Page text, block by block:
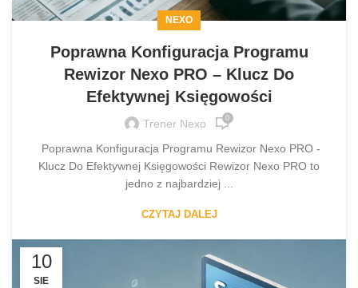
NEXO
Poprawna Konfiguracja Programu
Rewizor Nexo PRO – Klucz Do
Efektywnej Księgowości
Trener Nexo 0
Poprawna Konfiguracja Programu Rewizor Nexo PRO -
Klucz Do Efektywnej Księgowości Rewizor Nexo PRO to
jedno z najbardziej ...
CZYTAJ DALEJ
10
SIE